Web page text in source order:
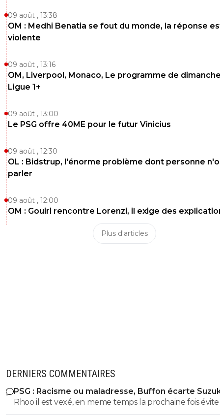
09 août , 13:38
OM : Medhi Benatia se fout du monde, la réponse
violente
09 août , 13:16
OM, Liverpool, Monaco, Le programme de
Ligue 1+
09 août , 13:00
Le PSG offre 40ME pour le futur Vinicius
09 août , 12:30
OL : Bidstrup, l'énorme problème dont personne
parler
09 août , 12:00
OM : Gouiri rencontre Lorenzi, il exige des
Plus d'articles
DERNIERS COMMENTAIRES
PSG : Racisme ou maladresse, Buffon écarte
Rhoo il est vexé, en meme temps la prochaine fois
rentrer dans des sujet complexe ou ton niveau de